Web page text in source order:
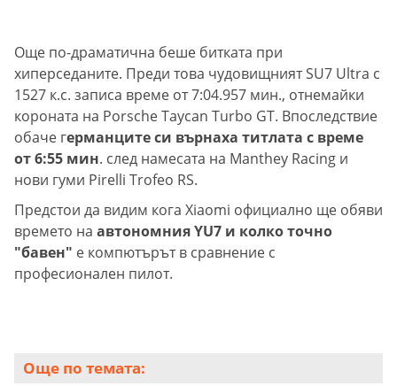
Още по-драматична беше битката при
хиперседаните. Преди това чудовищният SU7 Ultra с
1527 к.с. записа време от 7:04.957 мин., отнемайки
короната на Porsche Taycan Turbo GT. Впоследствие
обаче германците си върнаха титлата с време
от 6:55 мин. след намесата на Manthey Racing и
нови гуми Pirelli Trofeo RS.
Предстои да видим кога Xiaomi официално ще обяви
времето на автономния YU7 и колко точно
"бавен" е компютърът в сравнение с
професионален пилот.
Още по темата: